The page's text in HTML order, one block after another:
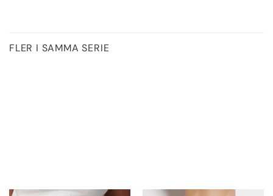
FLER I SAMMA SERIE